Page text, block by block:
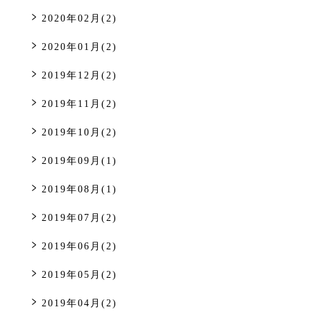
2020年02月(2)
2020年01月(2)
2019年12月(2)
2019年11月(2)
2019年10月(2)
2019年09月(1)
2019年08月(1)
2019年07月(2)
2019年06月(2)
2019年05月(2)
2019年04月(2)